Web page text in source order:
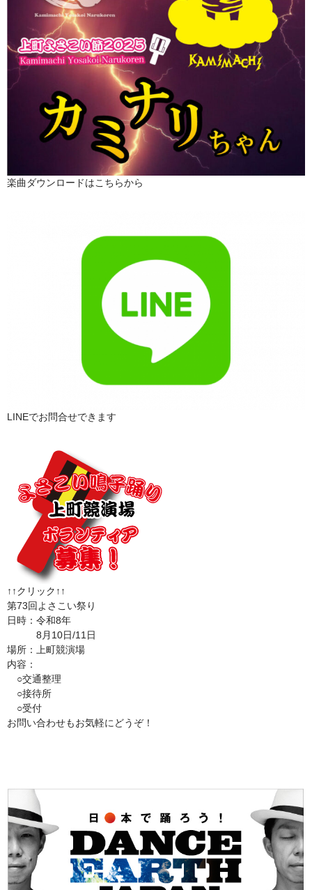
楽曲ダウンロードはこちらから
LINEでお問合せできます
↑↑クリック↑↑
第73回よさこい祭り
日時：令和8年
8月10日/11日
場所：上町競演場
内容：
○交通整理
○接待所
○受付
お問い合わせもお気軽にどうぞ！